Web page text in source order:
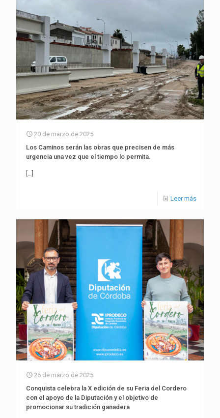
20 de marzo de 2025
Los Caminos serán las obras que precisen de más
urgencia una vez que el tiempo lo permita.
[…]
Leer más
26 de marzo de 2025
Conquista celebra la X edición de su Feria del Cordero
con el apoyo de la Diputación y el objetivo de
promocionar su tradición ganadera